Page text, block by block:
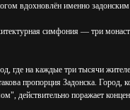
вдохновлён именно
симфония — три
где на каждые три тысячи
пропорция Задонска. Город,
действительно поражает